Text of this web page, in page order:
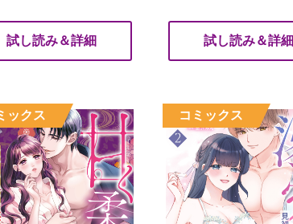
試し読み＆詳細 試し読み＆詳細